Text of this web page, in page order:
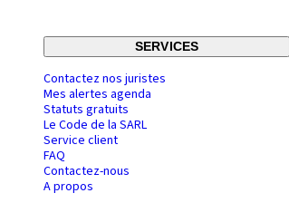
SERVICES
Contactez nos juristes
Mes alertes agenda
Statuts gratuits
Le Code de la SARL
Service client
FAQ
Contactez-nous
A propos